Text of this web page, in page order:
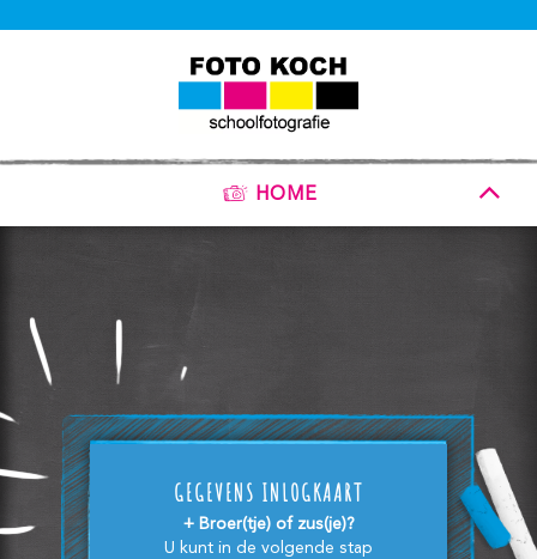
HOME
GEGEVENS INLOGKAART
+ Broer(tje) of zus(je)?
U kunt in de volgende stap